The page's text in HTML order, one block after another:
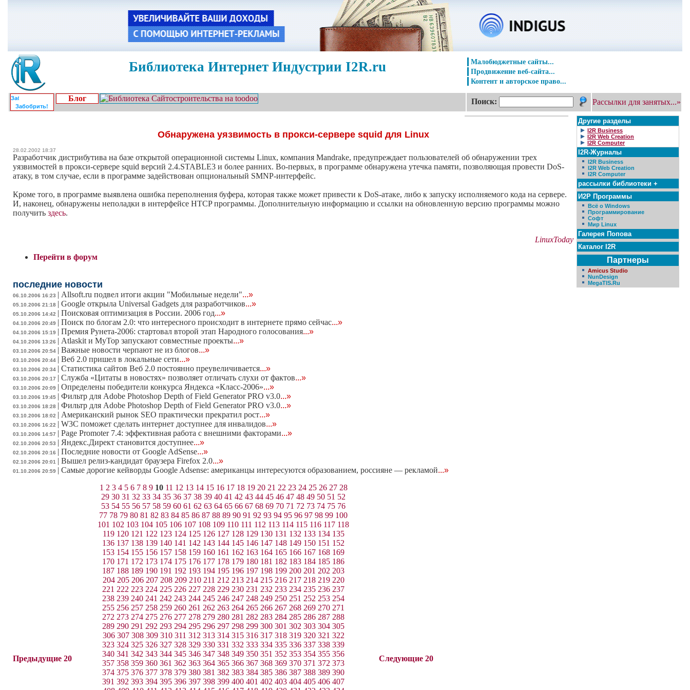
Библиотека Интернет Индустрии I2R.ru
Малобюджетные сайты...
Продвижение веб-сайта...
Контент и авторское право...
Забобрить!
Блог Поиск: Рассылки для занятых...»
Обнаружена уязвимость в прокси-сервере squid для Linux
28.02.2002 18:37
Разработчик дистрибутива на базе открытой операционной системы Linux, компания Mandrake, предупреждает пользователей об обнаружении трех
уязвимостей в прокси-сервере squid версий 2.4.STABLE3 и более ранних. Во-первых, в программе обнаружена утечка памяти, позволяющая провести DoS-
атаку, в том случае, если в программе задействован опциональный SMNP-интерфейс.
Кроме того, в программе выявлена ошибка переполнения буфера, которая также может привести к DoS-атаке, либо к запуску исполняемого кода на сервере.
И, наконец, обнаружены неполадки в интерфейсе HTCP программы. Дополнительную информацию и ссылки на обновленную версию программы можно
получить здесь.
LinuxToday
Перейти в форум
последние новости
06.10.2006 16:23 | Allsoft.ru подвел итоги акции "Мобильные недели"...»
05.10.2006 21:18 | Google открыла Universal Gadgets для разработчиков...»
05.10.2006 14:42 | Поисковая оптимизация в России. 2006 год...»
04.10.2006 20:49 | Поиск по блогам 2.0: что интересного происходит в интернете прямо сейчас...»
04.10.2006 15:19 | Премия Рунета-2006: стартовал второй этап Народного голосования...»
04.10.2006 13:26 | Atlaskit и MyTop запускают совместные проекты...»
03.10.2006 20:54 | Важные новости черпают не из блогов...»
03.10.2006 20:44 | Веб 2.0 пришел в локальные сети...»
03.10.2006 20:34 | Статистика сайтов Веб 2.0 постоянно преувеличивается...»
03.10.2006 20:17 | Служба «Цитаты в новостях» позволяет отличать слухи от фактов...»
03.10.2006 20:09 | Определены победители конкурса Яндекса «Класс-2006»...»
03.10.2006 19:45 | Фильтр для Adobe Photoshop Depth of Field Generator PRO v3.0...»
03.10.2006 18:28 | Фильтр для Adobe Photoshop Depth of Field Generator PRO v3.0...»
03.10.2006 18:02 | Американский рынок SEO практически прекратил рост...»
03.10.2006 16:22 | W3C поможет сделать интернет доступнее для инвалидов...»
03.10.2006 14:57 | Page Promoter 7.4: эффективная работа с внешними факторами...»
02.10.2006 20:53 | Яндекс.Директ становится доступнее...»
02.10.2006 20:16 | Последние новости от Google AdSense...»
02.10.2006 20:01 | Вышел релиз-кандидат браузера Firefox 2.0...»
01.10.2006 20:59 | Самые дорогие кейворды Google Adsense: американцы интересуются образованием, россияне — рекламой...»
Предыдущие 20
1 2 3 4 5 6 7 8 9 10 11 12 13 14 15 16 17 18 19 20 21 22 23 24 25 26 27 28
29 30 31 32 33 34 35 36 37 38 39 40 41 42 43 44 45 46 47 48 49 50 51 52
53 54 55 56 57 58 59 60 61 62 63 64 65 66 67 68 69 70 71 72 73 74 75 76
77 78 79 80 81 82 83 84 85 86 87 88 89 90 91 92 93 94 95 96 97 98 99 100
101 102 103 104 105 106 107 108 109 110 111 112 113 114 115 116 117 118
119 120 121 122 123 124 125 126 127 128 129 130 131 132 133 134 135
136 137 138 139 140 141 142 143 144 145 146 147 148 149 150 151 152
153 154 155 156 157 158 159 160 161 162 163 164 165 166 167 168 169
170 171 172 173 174 175 176 177 178 179 180 181 182 183 184 185 186
187 188 189 190 191 192 193 194 195 196 197 198 199 200 201 202 203
204 205 206 207 208 209 210 211 212 213 214 215 216 217 218 219 220
221 222 223 224 225 226 227 228 229 230 231 232 233 234 235 236 237
238 239 240 241 242 243 244 245 246 247 248 249 250 251 252 253 254
255 256 257 258 259 260 261 262 263 264 265 266 267 268 269 270 271
272 273 274 275 276 277 278 279 280 281 282 283 284 285 286 287 288
289 290 291 292 293 294 295 296 297 298 299 300 301 302 303 304 305
306 307 308 309 310 311 312 313 314 315 316 317 318 319 320 321 322
323 324 325 326 327 328 329 330 331 332 333 334 335 336 337 338 339
340 341 342 343 344 345 346 347 348 349 350 351 352 353 354 355 356
357 358 359 360 361 362 363 364 365 366 367 368 369 370 371 372 373
374 375 376 377 378 379 380 381 382 383 384 385 386 387 388 389 390
391 392 393 394 395 396 397 398 399 400 401 402 403 404 405 406 407
Следующие 20
Другие разделы
I2R Business
I2R Web Creation
I2R Computer
I2R-Журналы
I2R Business
I2R Web Creation
I2R Computer
рассылки библиотеки +
И2Р Программы
Всё о Windows
Программирование
Софт
Мир Linux
Галерея Попова
Каталог I2R
Партнеры
Amicus Studio
NunDesign
MegaTIS.Ru